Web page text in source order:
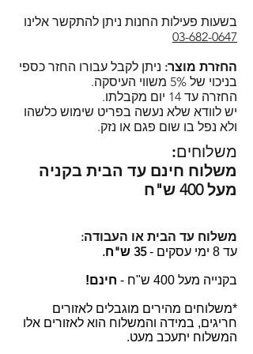
רוצים לדעת למה ביותר ממאה
מדינות ברחבי העולם בוחרים
בקופסאות המזון של לוק אנד לוק?
הקליקו!
הסדרה הקלאסית של לוק אנד לוק -
Lock and Lock Classic.
להשאיר פרטים כדי שנוכל ליצור קשר
בחזרה.
עדכונים על מבצעים, מוצרים חדשים
ועוד!
בשעות פעילות החנות ניתן להתקשר אלינו
03-682-0647
החזרת מוצר: ניתן לקבל עבורו החזר כספי
בניכוי של 5% משווי העיסקה.
החזרה עד 14 יום מקבלתו.
יש לוודא שלא נעשה בפריט שימוש כלשהו
ולא נפל בו שום פגם או נזק.
משלוחים:
משלוח חינם עד הבית בקניה
מעל 400 ש"ח
משלוח עד הבית או העבודה:
עד 8 ימי עסקים - 35 ש"ח.
בקנייה מעל 400 ש"ח - חינם!
*משלוחים מהירים מוגבלים לאזורים
חריגים, במידה והמשלוח הוא לאזורים אלו
המשלוח יתעכב מעט.